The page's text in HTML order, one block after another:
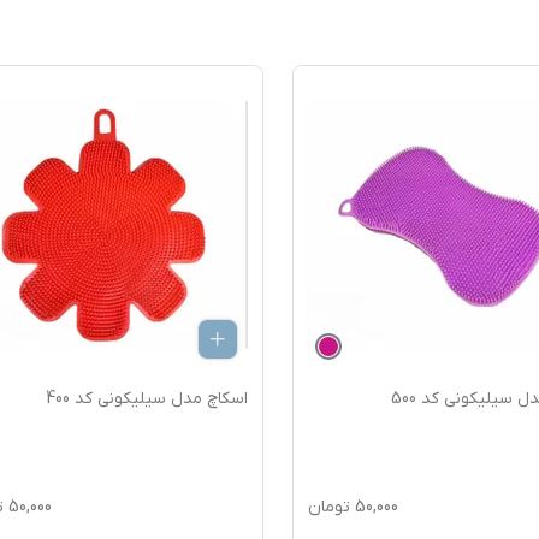
سیلیکونی کد 500
50,000 تومان
اسکاچ مدل سیلیکونی کد 400
50,000